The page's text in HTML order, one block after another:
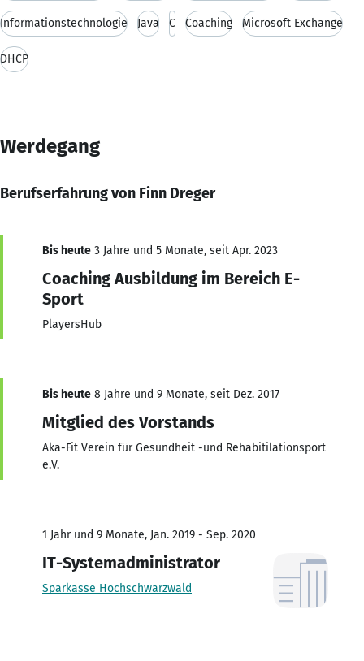
Informationstechnologie Java C Coaching Microsoft Exchange
DHCP
Werdegang
Berufserfahrung von Finn Dreger
Bis heute 3 Jahre und 5 Monate, seit Apr. 2023
Coaching Ausbildung im Bereich E-
Sport
PlayersHub
Bis heute 8 Jahre und 9 Monate, seit Dez. 2017
Mitglied des Vorstands
Aka-Fit Verein für Gesundheit -und Rehabitilationsport
e.V.
1 Jahr und 9 Monate, Jan. 2019 - Sep. 2020
IT-Systemadministrator
Sparkasse Hochschwarzwald